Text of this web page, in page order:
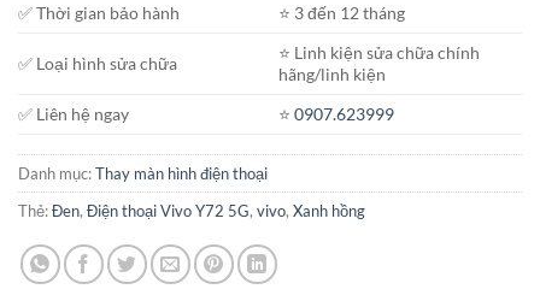
✅ Thời gian bảo hành
⭐️ 3 đến 12 tháng
✅ Loại hình sửa chữa
⭐️ Linh kiện sửa chữa chính
hãng/linh kiện
✅ Liên hệ ngay
⭐️0907.623999
Danh mục:Thay màn hình điện thoại
Thẻ:Đen, Điện thoại Vivo Y72 5G, vivo, Xanh hồng